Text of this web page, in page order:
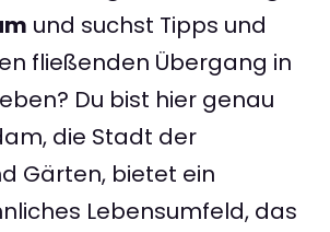
und suchst Tipps und
fließenden Übergang in
Du bist hier genau
die Stadt der
Gärten, bietet ein
Lebensumfeld, das